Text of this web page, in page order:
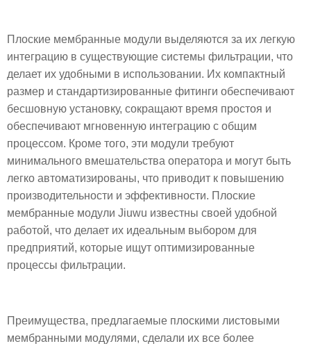
Плоские мембранные модули выделяются за их легкую
интеграцию в существующие системы фильтрации, что
делает их удобными в использовании. Их компактный
размер и стандартизированные фитинги обеспечивают
бесшовную установку, сокращают время простоя и
обеспечивают мгновенную интеграцию с общим
процессом. Кроме того, эти модули требуют
минимального вмешательства оператора и могут быть
легко автоматизированы, что приводит к повышению
производительности и эффективности. Плоские
мембранные модули Jiuwu известны своей удобной
работой, что делает их идеальным выбором для
предприятий, которые ищут оптимизированные
процессы фильтрации.
Преимущества, предлагаемые плоскими листовыми
мембранными модулями, сделали их все более